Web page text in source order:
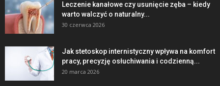
Leczenie kanałowe czy usunięcie zęba – kiedy
warto walczyć o naturalny...
30 czerwca 2026
Jak stetoskop internistyczny wpływa na komfort
pracy, precyzję osłuchiwania i codzienną...
20 marca 2026